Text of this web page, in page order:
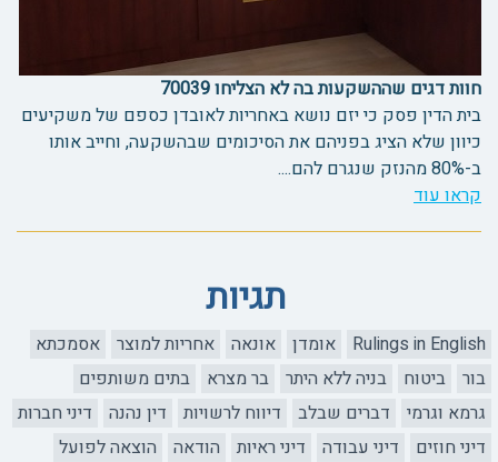
חוות דגים שההשקעות בה לא הצליחו 70039
בית הדין פסק כי יזם נושא באחריות לאובדן כספם של משקיעים
כיוון שלא הציג בפניהם את הסיכומים שבהשקעה, וחייב אותו
ב-80% מהנזק שנגרם להם....
קראו עוד
תגיות
Rulings in English אומדן אונאה אחריות למוצר
אסמכתא
בור
ביטוח בניה ללא היתר בר מצרא
בתים משותפים
גרמא וגרמי
דברים שבלב דיווח לרשויות דין נהנה
דיני חברות
דיני חוזים
דיני עבודה דיני ראיות הודאה
הוצאה לפועל